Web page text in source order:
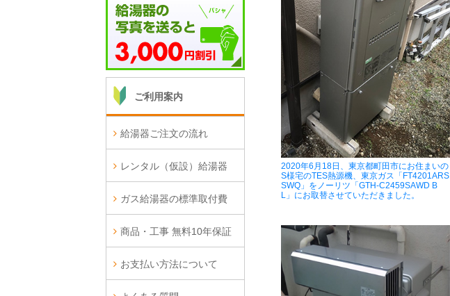
2020年6月18日、東京都町田市にお住まいの
S様宅のTES熱源機、東京ガス「FT4201ARS
SWQ」をノーリツ「GTH-C2459SAWD B
L」にお取替させていただきました。
ご利用案内
給湯器ご注文の流れ
レンタル（仮設）給湯器
ガス給湯器の標準取付費
商品・工事 無料10年保証
お支払い方法について